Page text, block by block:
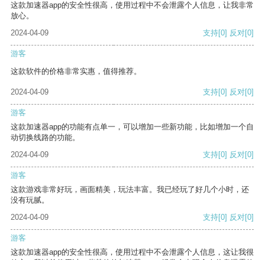
这款加速器app的安全性很高，使用过程中不会泄露个人信息，让我非常
放心。
2024-04-09
支持[0] 反对[0]
游客
这款软件的价格非常实惠，值得推荐。
2024-04-09 支持[0] 反对[0]
游客
这款加速器app的功能有点单一，可以增加一些新功能，比如增加一个自
动切换线路的功能。
2024-04-09
支持[0] 反对[0]
游客
这款游戏非常好玩，画面精美，玩法丰富。我已经玩了好几个小时，还
没有玩腻。
2024-04-09
支持[0] 反对[0]
游客
这款加速器app的安全性很高，使用过程中不会泄露个人信息，这让我很